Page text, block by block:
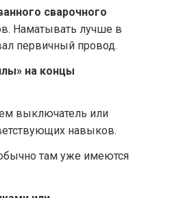
сварочного
Наматывать лучше в
первичный провод.
на концы
выключатель или
навыков.
там уже имеются